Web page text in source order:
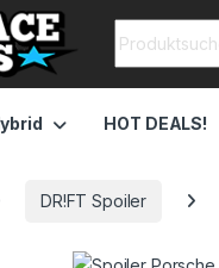
HOT DEALS!
DR!FT Spoiler